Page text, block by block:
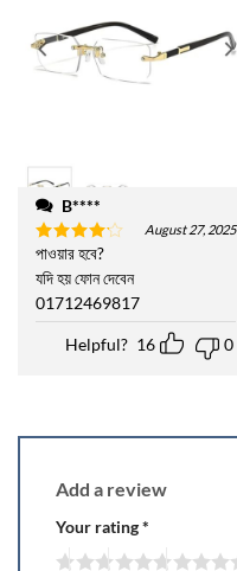
B****
Rated4
out of 5
August 27, 2025
পাওয়ার হবে?
যদি হয় ফোন দেবেন
01712469817
Helpful? 16 0
Add a review
Your rating*